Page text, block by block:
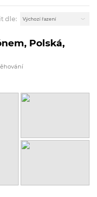
dle:
Polská,